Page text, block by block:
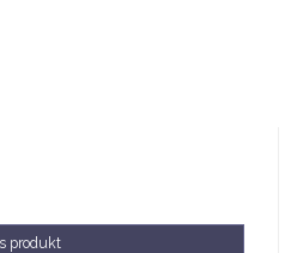
produkt